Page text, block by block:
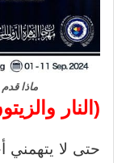
ماذا
(النار
حتى لا يتهمني